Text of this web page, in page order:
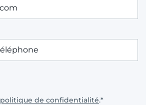
politique de confidentialité.*